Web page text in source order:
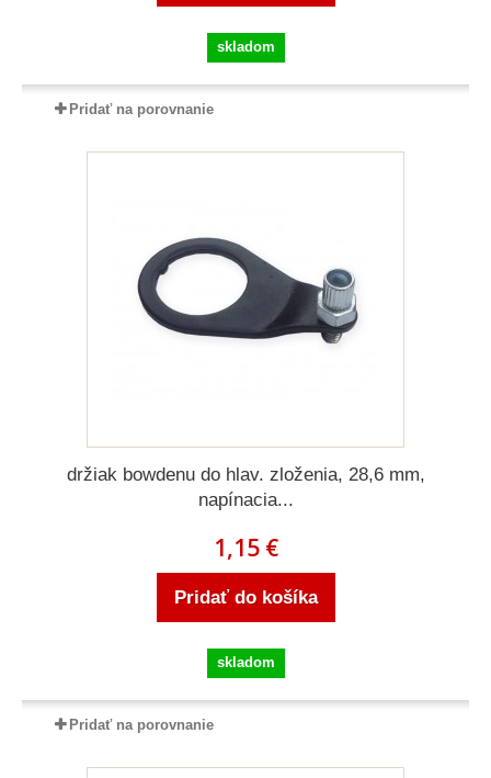
skladom
Pridať na porovnanie
držiak bowdenu do hlav. zloženia, 28,6 mm,
napínacia...
1,15 €
Pridať do košíka
skladom
Pridať na porovnanie